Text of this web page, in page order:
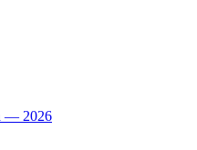
— 2026